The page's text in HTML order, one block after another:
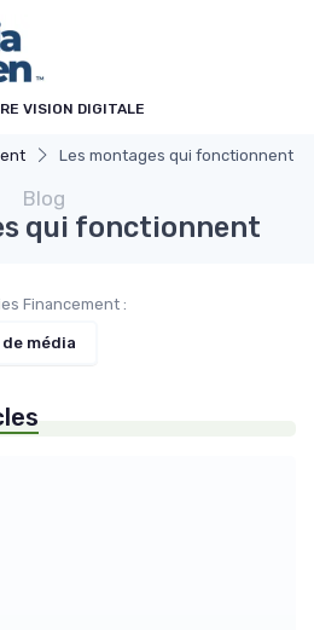
VISION DIGITALE
Les montages qui fonctionnent
Blog
qui fonctionnent
Financement :
média